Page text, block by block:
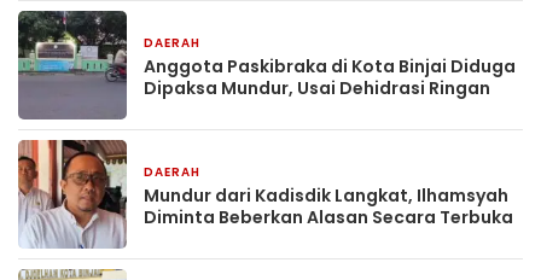
DAERAH
Anggota Paskibraka di Kota Binjai Diduga
Dipaksa Mundur, Usai Dehidrasi Ringan
DAERAH
Mundur dari Kadisdik Langkat, Ilhamsyah
Diminta Beberkan Alasan Secara Terbuka